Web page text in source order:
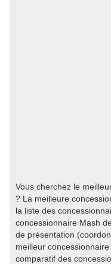
Vous cherchez le
? La meilleure
la liste des
concessionnaire Mash
de présentation
meilleur
comparatif des